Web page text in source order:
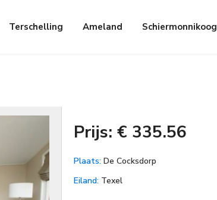
Terschelling Ameland Schiermonnikoog
Prijs: € 335.56
Plaats: De Cocksdorp
Eiland: Texel